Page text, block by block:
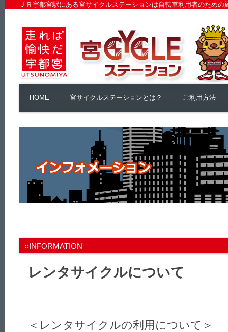
ＪＲ宇都宮駅にある宮サイクルステーションは自転車利用者のための
HOME 宮サイクルステーションとは？ ご利用方法
○INFORMATION
レンタサイクルについて
＜レンタサイクルの利用について＞